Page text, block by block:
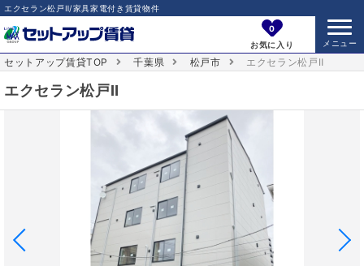
エクセラン松戸Ⅱ/家具家電付き賃貸物件
0
お気に入り
セットアップ賃貸TOP 千葉県 松戸市 エクセラン松戸Ⅱ
エクセラン松戸Ⅱ